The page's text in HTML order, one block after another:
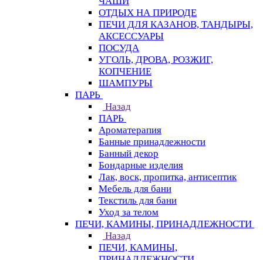
ОТДЫХ НА ПРИРОДЕ
ПЕЧИ ДЛЯ КАЗАНОВ, ТАНДЫРЫ,
АКСЕССУАРЫ
ПОСУДА
УГОЛЬ, ДРОВА, РОЗЖИГ,
КОПЧЕНИЕ
ШАМПУРЫ
ПАРЬ
Назад
ПАРЬ
Ароматерапия
Банные принадлежности
Банный декор
Бондарные изделия
Лак, воск, пропитка, антисептик
Мебель для бани
Текстиль для бани
Уход за телом
ПЕЧИ, КАМИНЫ, ПРИНАДЛЕЖНОСТИ
Назад
ПЕЧИ, КАМИНЫ,